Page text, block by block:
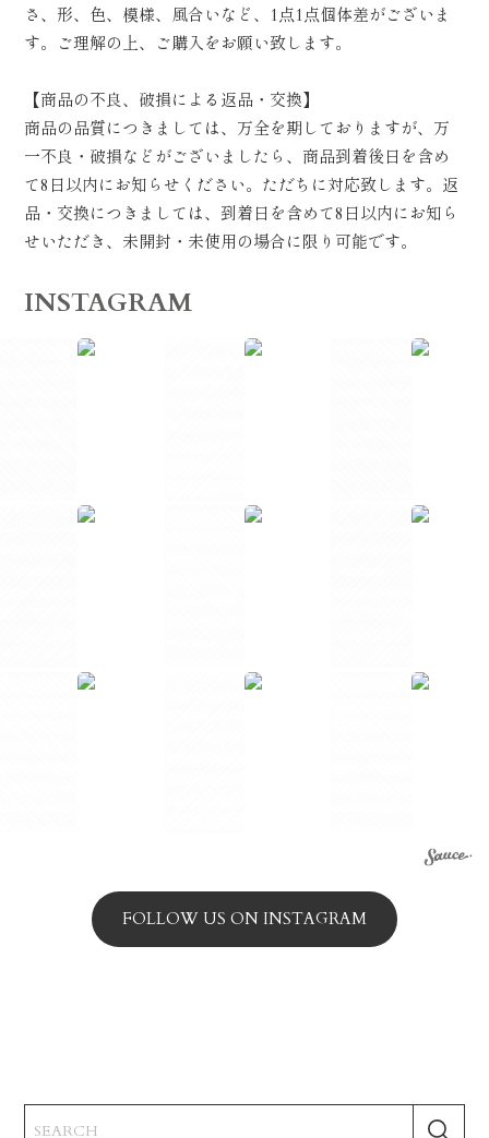
さ、形、色、模様、風合いなど、1点1点個体差がございま
す。ご理解の上、ご購入をお願い致します。
【商品の不良、破損による返品・交換】
商品の品質につきましては、万全を期しておりますが、万
一不良・破損などがございましたら、商品到着後日を含め
て8日以内にお知らせください。ただちに対応致します。返
品・交換につきましては、到着日を含めて8日以内にお知ら
せいただき、未開封・未使用の場合に限り可能です。
INSTAGRAM
FOLLOW US ON INSTAGRAM